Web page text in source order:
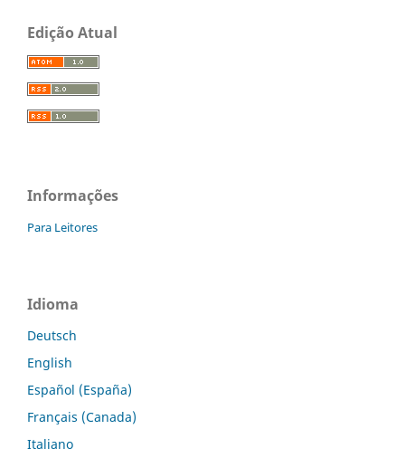
Edição Atual
Informações
Para Leitores
Idioma
Deutsch
English
Español (España)
Français (Canada)
Italiano